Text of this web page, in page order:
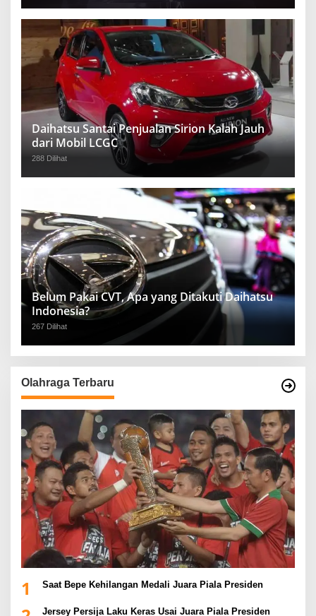
Daihatsu Santai Penjualan Sirion Kalah Jauh
dari Mobil LCGC
288 Dilihat
Belum Pakai CVT, Apa yang Ditakuti Daihatsu
Indonesia?
267 Dilihat
Olahraga Terbaru
1 Saat Bepe Kehilangan Medali Juara Piala Presiden
Jersey Persija Laku Keras Usai Juara Piala Presiden